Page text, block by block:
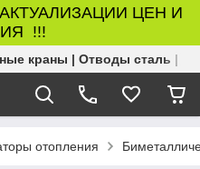
ЦЕН И
!!!
краны | Отводы сталь |
отопления